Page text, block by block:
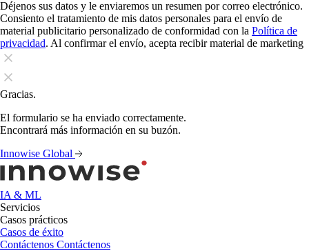
Déjenos sus datos y le enviaremos un resumen por correo electrónico.
Consiento el tratamiento de mis datos personales para el envío de
material publicitario personalizado de conformidad con la Política de
privacidad. Al confirmar el envío, acepta recibir material de marketing
Gracias.
El formulario se ha enviado correctamente.
Encontrará más información en su buzón.
Innowise Global
IA & ML
Servicios
Casos prácticos
Casos de éxito
Contáctenos Contáctenos